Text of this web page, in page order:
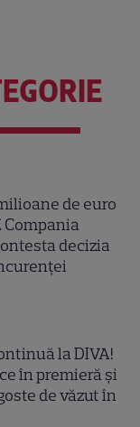
de euro
Compania
decizia
la DIVA!
în premieră și
de văzut în